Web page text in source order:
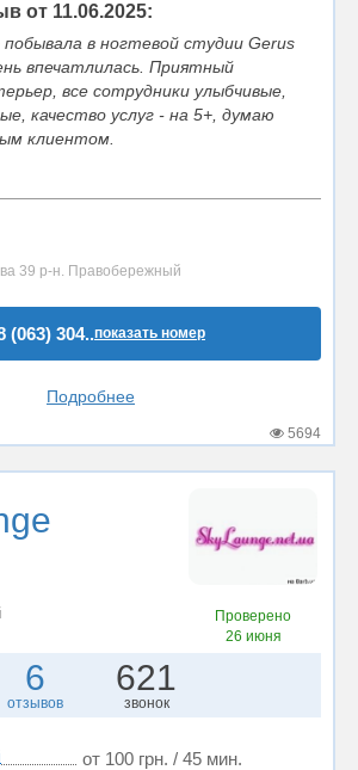
от 11.06.2025:
в ногтевой студии Gerus
впечатлилась. Приятный
все сотрудники улыбчивые,
качество услуг - на 5+, думаю
клиентом.
39 р-н. Правобережный
(063) 304..показать номер
Подробнее
5694
Проверено
26 июня
6
отзывов
621
звонок
от 100 грн. / 45 мин.